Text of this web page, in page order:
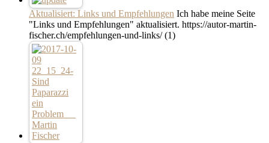
Aktualisiert: Links und Empfehlungen Ich habe meine Seite
"Links und Empfehlungen" aktualisiert. https://autor-martin-
fischer.ch/empfehlungen-und-links/ (1)